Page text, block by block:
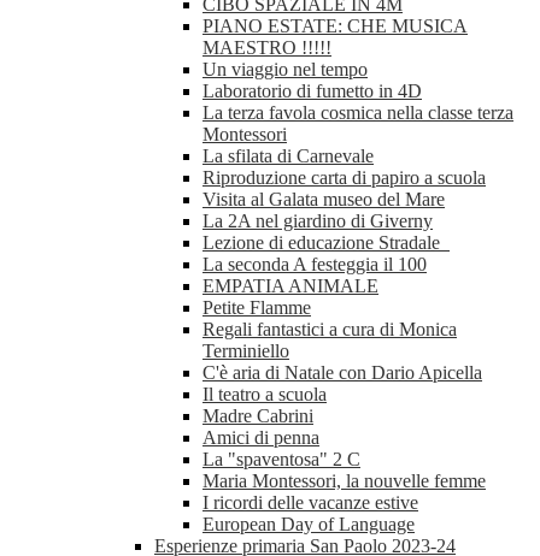
CIBO SPAZIALE IN 4M
PIANO ESTATE: CHE MUSICA
MAESTRO !!!!!
Un viaggio nel tempo
Laboratorio di fumetto in 4D
La terza favola cosmica nella classe terza
Montessori
La sfilata di Carnevale
Riproduzione carta di papiro a scuola
Visita al Galata museo del Mare
La 2A nel giardino di Giverny
Lezione di educazione Stradale
La seconda A festeggia il 100
EMPATIA ANIMALE
Petite Flamme
Regali fantastici a cura di Monica
Terminiello
C'è aria di Natale con Dario Apicella
Il teatro a scuola
Madre Cabrini
Amici di penna
La "spaventosa" 2 C
Maria Montessori, la nouvelle femme
I ricordi delle vacanze estive
European Day of Language
Esperienze primaria San Paolo 2023-24